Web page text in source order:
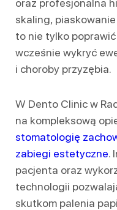
oraz profesjonalna
skaling,
to nie tylko
wcześnie wykryć
i choroby przyzębia.
W Dento Clinic w
na kompleksową
stomatologię
zabiegi estetyczne.
pacjenta oraz
technologii
skutkom palenia